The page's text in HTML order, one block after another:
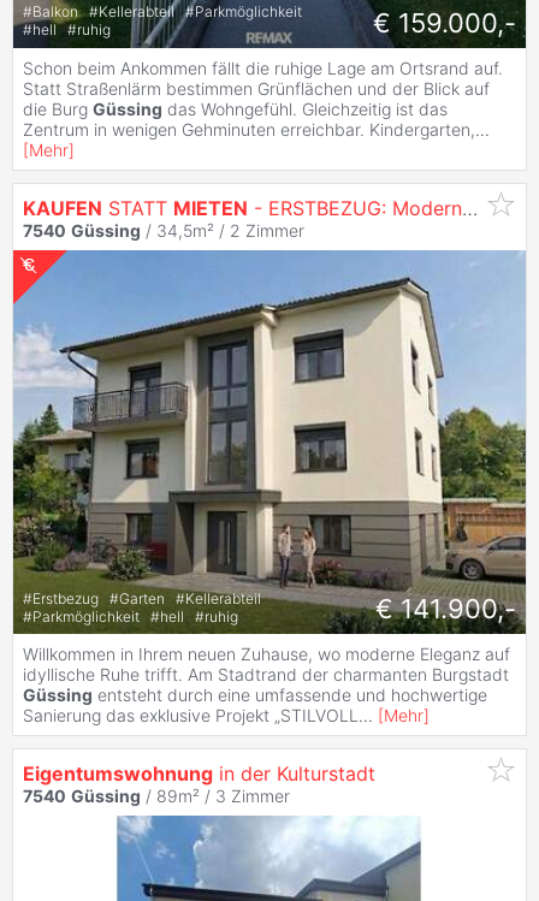
#Balkon #Kellerabteil #Parkmöglichkeit
#hell #ruhig € 159.000,-
Schon beim Ankommen fällt die ruhige Lage am Ortsrand auf.
Statt Straßenlärm bestimmen Grünflächen und der Blick auf
die Burg Güssing das Wohngefühl. Gleichzeitig ist das
Zentrum in wenigen Gehminuten erreichbar. Kindergarten,...
[Mehr]
KAUFEN STATT MIETEN - ERSTBEZUG: Moderne 2-Zimmer-
7540 Güssing / 34,5m² / 2 Zimmer
#Erstbezug #Garten #Kellerabteil
#Parkmöglichkeit #hell #ruhig € 141.900,-
Willkommen in Ihrem neuen Zuhause, wo moderne Eleganz auf
idyllische Ruhe trifft. Am Stadtrand der charmanten Burgstadt
Güssing entsteht durch eine umfassende und hochwertige
Sanierung das exklusive Projekt „STILVOLL ... [Mehr]
Eigentumswohnung in der Kulturstadt
7540 Güssing / 89m² / 3 Zimmer